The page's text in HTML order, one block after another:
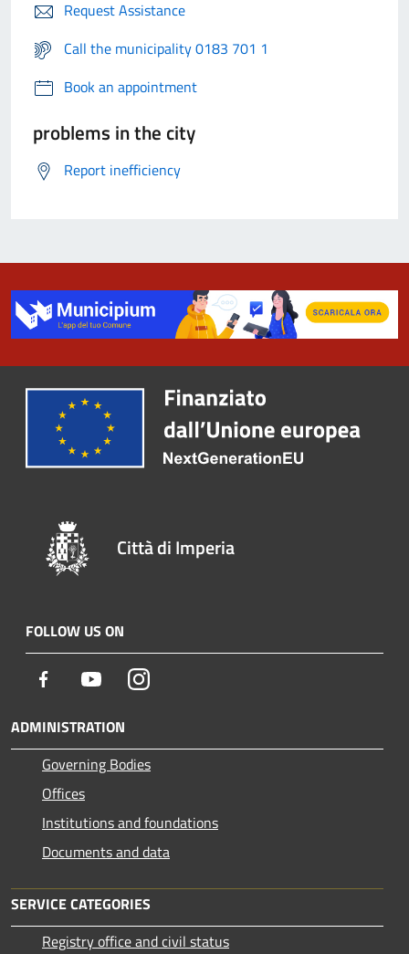
Request Assistance
Call the municipality 0183 701 1
Book an appointment
problems in the city
Report inefficiency
Città di Imperia
FOLLOW US ON
Facebook YoutubeInstagram
ADMINISTRATION
Governing Bodies
Offices
Institutions and foundations
Documents and data
SERVICE CATEGORIES
Registry office and civil status